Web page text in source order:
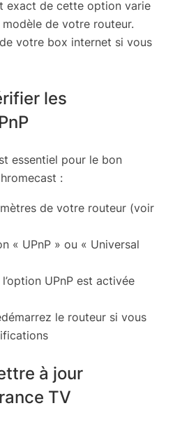
exact de cette option varie
de votre routeur.
votre box internet si vous
les
essentiel pour le bon
:
de votre routeur (voir
« UPnP » ou « Universal
UPnP est activée
le routeur si vous
à jour
TV